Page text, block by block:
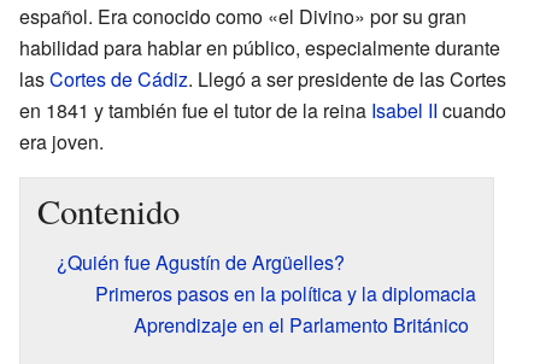
español. Era conocido como «el Divino» por su gran
habilidad para hablar en público, especialmente durante
lasCortes de Cádiz. Llegó a ser presidente de las Cortes
en 1841 y también fue el tutor de la reina Isabel II cuando
era joven.
Contenido
¿Quién fue Agustín de Argüelles?
Primeros pasos en la política y la diplomacia
Aprendizaje en el Parlamento Británico